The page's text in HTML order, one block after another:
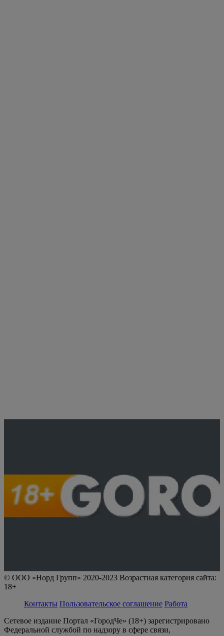
© ООО «Норд Групп» 2020-2023 Возрастная категория сайта:
18+
Контакты Пользовательское соглашение Работа
Сетевое издание Портал «ГородЧе» (18+) зарегистрировано
Федеральной службой по надзору в сфере связи,